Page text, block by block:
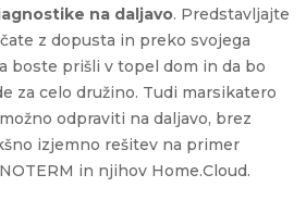
na daljavo. Predstavljajte
z dopusta in preko svojega
boste prišli v topel dom in da bo
za celo družino. Tudi marsikatero
odpraviti na daljavo, brez
izjemno rešitev na primer
in njihov Home.Cloud.